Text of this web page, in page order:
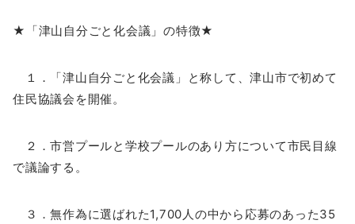
★「津山自分ごと化会議」の特徴★
１．「津山自分ごと化会議」と称して、津山市で初めて
住民協議会を開催。
２．市営プールと学校プールのあり方について市民目線
で議論する。
３．無作為に選ばれた1,700人の中から応募のあった35